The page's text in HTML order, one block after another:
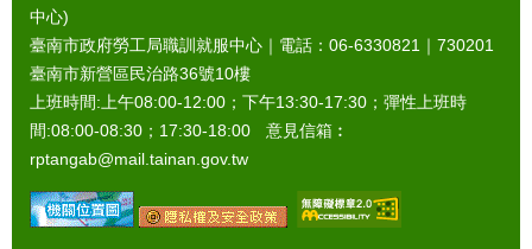
中心)
臺南市政府勞工局職訓就服中心｜電話：06-6330821｜ 730201
臺南市新營區民治路36號10樓
上班時間:上午08:00-12:00；下午13:30-17:30；彈性上班時
間:08:00-08:30；17:30-18:00 意見信箱︰
rptangab@mail.tainan.gov.tw